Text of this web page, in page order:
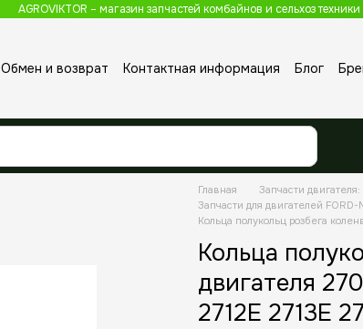
AGROVIKTOR – магазин запчастей комбайнов и сельхоз техники
Обмен и возврат Контактная информация Блог
Главная
Запчасти
Запчасти для двигателей FORD-
Кольца полукольц розбега
Кольца
двигателя
2712E 2713E